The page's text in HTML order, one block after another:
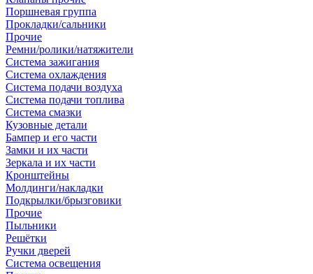
Поршневая группа
Прокладки/сальники
Прочие
Ремни/ролики/натяжители
Система зажигания
Система охлаждения
Система подачи воздуха
Система подачи топлива
Система смазки
Кузовные детали
Бампер и его части
Замки и их части
Зеркала и их части
Кронштейны
Молдинги/накладки
Подкрылки/брызговики
Прочие
Пыльники
Решётки
Ручки дверей
Система освещения